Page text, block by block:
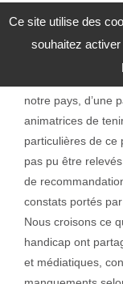
Esenca Liège a
spécifiquement
mental. Ces
notre pays, d’une
animatrices de
particulières de ce
pas pu être
de
constats portés
Nous croisons ce
handicap ont
et médiatiques,
Ce site utilise des
souhaitez activer